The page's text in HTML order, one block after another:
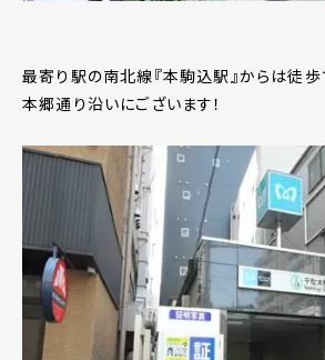
最寄り駅の南北線『本駒込駅』からは徒歩
本郷通り沿いにございます！